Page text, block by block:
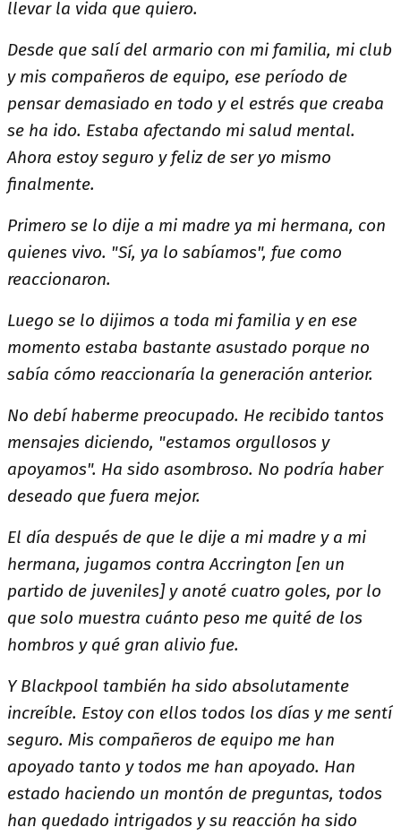
llevar la vida que quiero.
Desde que salí del armario con mi familia, mi club
y mis compañeros de equipo, ese período de
pensar demasiado en todo y el estrés que creaba
se ha ido. Estaba afectando mi salud mental.
Ahora estoy seguro y feliz de ser yo mismo
finalmente.
Primero se lo dije a mi madre ya mi hermana, con
quienes vivo. "Sí, ya lo sabíamos", fue como
reaccionaron.
Luego se lo dijimos a toda mi familia y en ese
momento estaba bastante asustado porque no
sabía cómo reaccionaría la generación anterior.
No debí haberme preocupado. He recibido tantos
mensajes diciendo, "estamos orgullosos y
apoyamos". Ha sido asombroso. No podría haber
deseado que fuera mejor.
El día después de que le dije a mi madre y a mi
hermana, jugamos contra Accrington [en un
partido de juveniles] y anoté cuatro goles, por lo
que solo muestra cuánto peso me quité de los
hombros y qué gran alivio fue.
Y Blackpool también ha sido absolutamente
increíble. Estoy con ellos todos los días y me sentí
seguro. Mis compañeros de equipo me han
apoyado tanto y todos me han apoyado. Han
estado haciendo un montón de preguntas, todos
han quedado intrigados y su reacción ha sido